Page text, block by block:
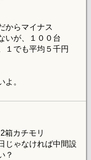
からマイナス
いが、１００台
１でも平均５千円
よ。
箱カチモリ
じゃなければ中間設
？